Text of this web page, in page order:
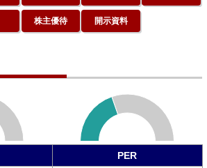
株主優待 開示資料
PER